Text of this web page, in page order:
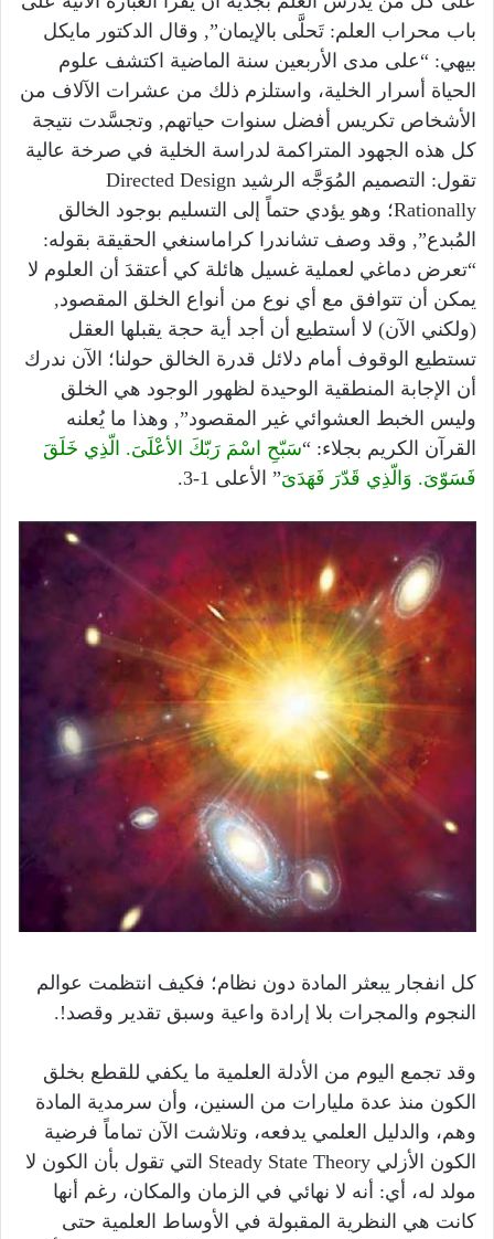
باب محراب العلم: تَحلَّى بالإيمان”, وقال الدكتور مايكل
بيهي: “على مدى الأربعين سنة الماضية اكتشف علوم
الحياة أسرار الخلية، واستلزم ذلك من عشرات الآلاف من
الأشخاص تكريس أفضل سنوات حياتهم, وتجسَّدت نتيجة
كل هذه الجهود المتراكمة لدراسة الخلية في صرخة عالية
تقول: التصميم المُوَجَّه الرشيد Directed Design
Rationally؛ وهو يؤدي حتماً إلى التسليم بوجود الخالق
المُبدع”, وقد وصف تشاندرا كراماسنغي الحقيقة بقوله:
“تعرض دماغي لعملية غسيل هائلة كي أعتقدَ أن العلوم لا
يمكن أن تتوافق مع أي نوع من أنواع الخلق المقصود,
(ولكني الآن) لا أستطيع أن أجد أية حجة يقبلها العقل
تستطيع الوقوف أمام دلائل قدرة الخالق حولنا؛ الآن ندرك
أن الإجابة المنطقية الوحيدة لظهور الوجود هي الخلق
وليس الخبط العشوائي غير المقصود”, وهذا ما يُعلنه
القرآن الكريم بجلاء: “سَبّحِ اسْمَ رَبّكَ الأعْلَىَ. الّذِي خَلَقَ
فَسَوّىَ. وَالّذِي قَدّرَ فَهَدَىَ” الأعلى 1-3.
كل انفجار يبعثر المادة دون نظام؛ فكيف انتظمت عوالم
النجوم والمجرات بلا إرادة واعية وسبق تقدير وقصد!.
وقد تجمع اليوم من الأدلة العلمية ما يكفي للقطع بخلق
الكون منذ عدة مليارات من السنين، وأن سرمدية المادة
وهم، والدليل العلمي يدفعه، وتلاشت الآن تماماً فرضية
الكون الأزلي Steady State Theory التي تقول بأن الكون لا
مولد له، أي: أنه لا نهائي في الزمان والمكان، رغم أنها
كانت هي النظرية المقبولة في الأوساط العلمية حتى